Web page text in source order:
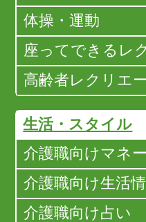
体操・運動
座ってできるレク
高齢者レクリエ
生活・スタイル
介護職向けマネ
介護職向け生活
介護職向け占い